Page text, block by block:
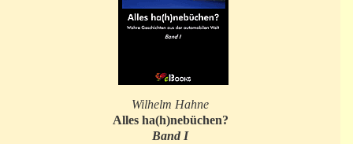
Wilhelm Hahne
Alles ha(h)nebüchen?
Band I